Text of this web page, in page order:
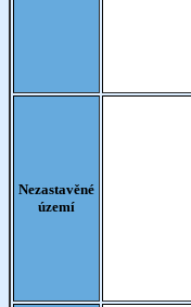
Nezastavěné
území